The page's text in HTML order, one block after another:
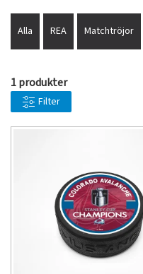
Alla REA Matchtröjor
1 produkter
Filter